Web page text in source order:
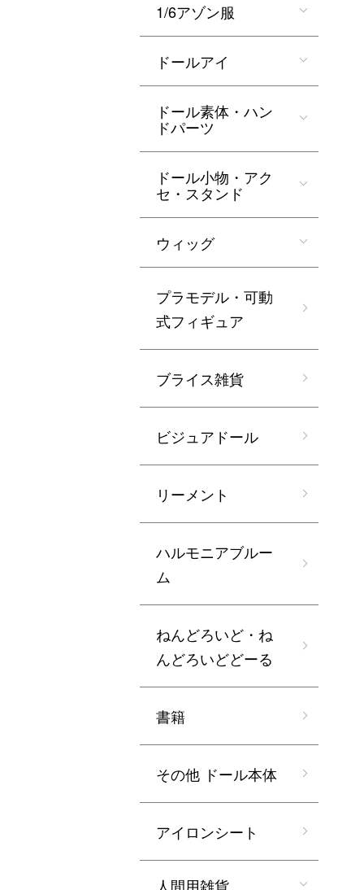
1/6アゾン服
ドールアイ
ドール素体・ハン
ドパーツ
ドール小物・アク
セ・スタンド
ウィッグ
プラモデル・可動
式フィギュア
ブライス雑貨
ビジュアドール
リーメント
ハルモニアブルー
ム
ねんどろいど・ね
んどろいどどーる
書籍
その他 ドール本体
アイロンシート
人間用雑貨